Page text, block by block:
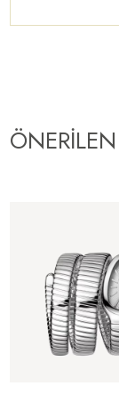
ÖNERİLEN